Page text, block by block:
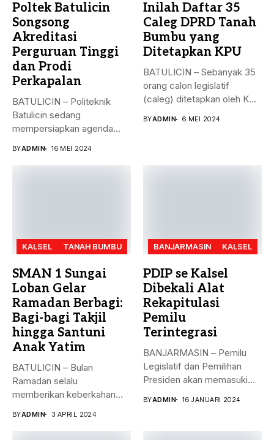
Poltek Batulicin
Songsong
Akreditasi
Perguruan Tinggi
dan Prodi
Perkapalan
BATULICIN – Politeknik
Batulicin sedang
mempersiapkan agenda
BYADMIN 16 MEI 2024
Inilah Daftar 35
Caleg DPRD Tanah
Bumbu yang
Ditetapkan KPU
BATULICIN – Sebanyak 35
orang calon legislatif
(caleg) ditetapkan oleh KPU
BYADMIN 6 MEI 2024
KALSEL TANAH BUMBU
SMAN 1 Sungai
Loban Gelar
Ramadan Berbagi:
Bagi-bagi Takjil
hingga Santuni
Anak Yatim
BATULICIN – Bulan
Ramadan selalu
memberikan keberkahan
BYADMIN 3 APRIL 2024
BANJARMASIN KALSEL
PDIP se Kalsel
Dibekali Alat
Rekapitulasi
Pemilu
Terintegrasi
BANJARMASIN – Pemilu
Legislatif dan Pemilihan
Presiden akan memasuki
BYADMIN 16 JANUARI 2024